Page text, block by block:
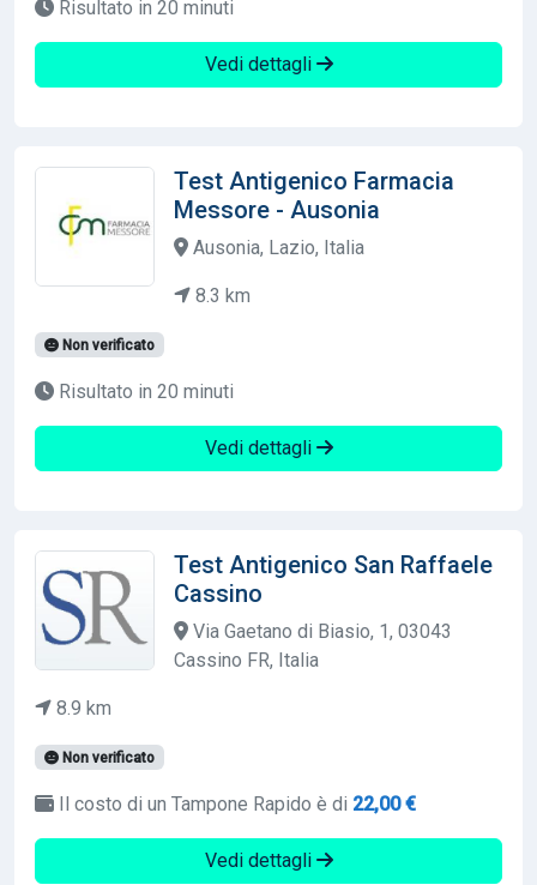
Risultato in 20 minuti
Vedi dettagli
Test Antigenico Farmacia
Messore - Ausonia
Ausonia, Lazio, Italia
8.3 km
Non verificato
Risultato in 20 minuti
Vedi dettagli
Test Antigenico San Raffaele
Cassino
Via Gaetano di Biasio, 1, 03043
Cassino FR, Italia
8.9 km
Non verificato
Il costo di un Tampone Rapido è di 22,00 €
Vedi dettagli